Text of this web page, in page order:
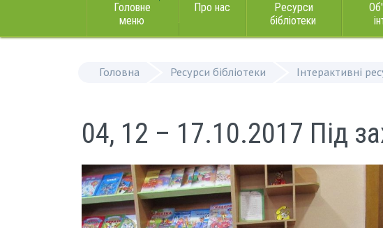
Головне
меню
Про нас
Ресурси
бібліотеки
Головна Ресурси бібліотеки Інтерактивні
04, 12 – 17.10.2017 Під